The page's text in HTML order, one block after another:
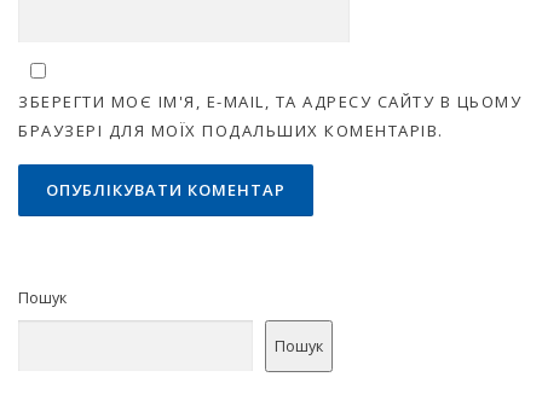
ЗБЕРЕГТИ МОЄ ІМ'Я, E-MAIL, ТА АДРЕСУ САЙТУ В ЦЬОМУ
БРАУЗЕРІ ДЛЯ МОЇХ ПОДАЛЬШИХ КОМЕНТАРІВ.
Пошук
Пошук